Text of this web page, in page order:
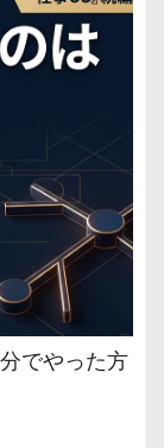
でやった方